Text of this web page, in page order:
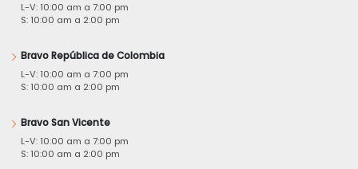
L-V: 10:00 am a 7:00 pm
S: 10:00 am a 2:00 pm
Bravo República de Colombia
L-V: 10:00 am a 7:00 pm
S: 10:00 am a 2:00 pm
Bravo San Vicente
L-V: 10:00 am a 7:00 pm
S: 10:00 am a 2:00 pm